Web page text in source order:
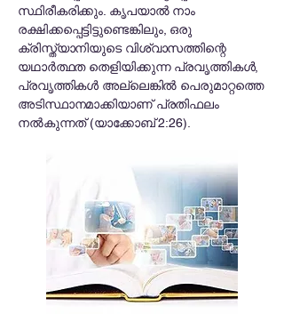
സ്ഥിരീകരിക്കും. കൃപയാൽ നാം
രക്ഷിക്കപ്പെട്ടിട്ടുണ്ടെങ്കിലും, ഒരു
ക്രിസ്ത്യാനിയുടെ വിശ്വാസത്തിന്റെ
യഥാർത്ഥത തെളിയിക്കുന്ന പ്രവൃത്തികൾ,
പ്രവൃത്തികൾ അല്ലെങ്കിൽ പെരുമാറ്റത്തെ
അടിസ്ഥാനമാക്കിയാണ് പ്രതിഫലം
നൽകുന്നത് (യാക്കോബ് 2:26).